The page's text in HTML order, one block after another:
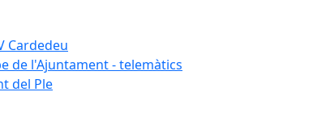
Cardedeu
de l'Ajuntament - telemàtics
del Ple